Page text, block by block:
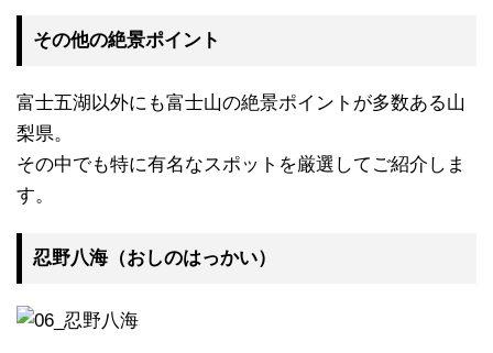
その他の絶景ポイント
富士五湖以外にも富士山の絶景ポイントが多数ある山
梨県。
その中でも特に有名なスポットを厳選してご紹介しま
す。
忍野八海（おしのはっかい）